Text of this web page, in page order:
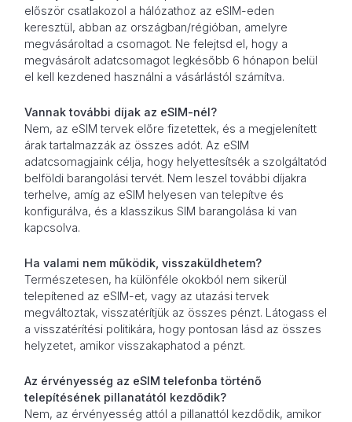
először csatlakozol a hálózathoz az eSIM-eden
keresztül, abban az országban/régióban, amelyre
megvásároltad a csomagot. Ne felejtsd el, hogy a
megvásárolt adatcsomagot legkésőbb 6 hónapon belül
el kell kezdened használni a vásárlástól számítva.
Vannak további díjak az eSIM-nél?
Nem, az eSIM tervek előre fizetettek, és a megjelenített
árak tartalmazzák az összes adót. Az eSIM
adatcsomagjaink célja, hogy helyettesítsék a szolgáltatód
belföldi barangolási tervét. Nem leszel további díjakra
terhelve, amíg az eSIM helyesen van telepítve és
konfigurálva, és a klasszikus SIM barangolása ki van
kapcsolva.
Ha valami nem működik, visszaküldhetem?
Természetesen, ha különféle okokból nem sikerül
telepítened az eSIM-et, vagy az utazási tervek
megváltoztak, visszatérítjük az összes pénzt. Látogass el
a visszatérítési politikára, hogy pontosan lásd az összes
helyzetet, amikor visszakaphatod a pénzt.
Az érvényesség az eSIM telefonba történő
telepítésének pillanatától kezdődik?
Nem, az érvényesség attól a pillanattól kezdődik, amikor